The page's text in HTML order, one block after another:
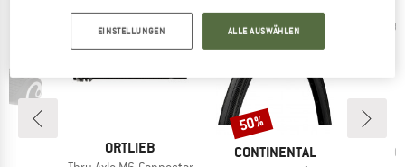
MARKE
ORTLIEB MARKE
CONTINENTAL
Rabatt
50%
EINSTELLUNGEN ALLE AUSWÄHLEN